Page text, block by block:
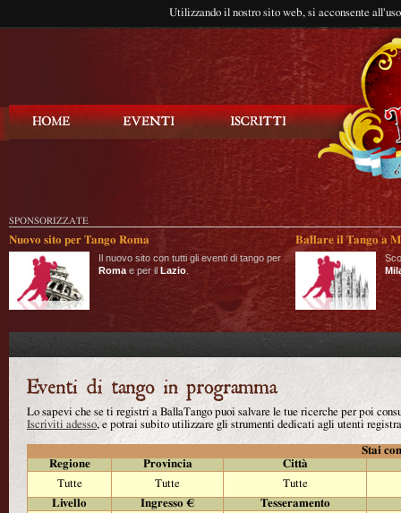
Utilizzando il nostro sito web, si acconsente
SPONSORIZZATE
Nuovo sito per Tango Roma
Il nuovo sito con tutti gli eventi di tango per
Roma e per il Lazio
Ballare il Tango a
Lo sapevi che se ti registri a BallaTango puoi salvare le tue ricerche per poi
Iscriviti adesso, e potrai subito utilizzare gli strumenti dedicati agli utenti
Stai
Regione
Provincia
Città
Tutte
Tutte
Tutte
Livello
Ingresso €
Tesseramento